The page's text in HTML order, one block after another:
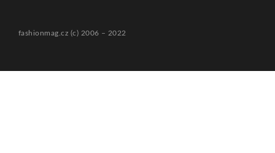
fashionmag.cz (c) 2006 – 2022